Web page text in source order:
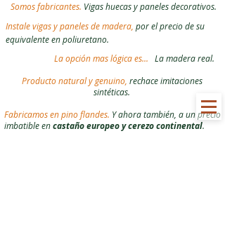
Somos fabricantes. Vigas huecas y paneles decorativos.
La opción mas lógica es...
La madera real.
Producto natural y genuino, rechace imitaciones
sintéticas.
Instale vigas y paneles de madera, por el precio de su
equivalente en poliuretano.
Fabricamos en pino flandes. Y ahora también, a un precio
imbatible encastaño europeo y cerezo continental.